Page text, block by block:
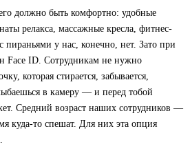
должно быть комфортно: удобные
релакса, массажные кресла, фитнес-
пираньями у нас, конечно, нет. Зато при
Face ID. Сотрудникам не нужно
которая стирается, забывается,
в камеру — и перед тобой
Средний возраст наших сотрудников —
куда-то спешат. Для них эта опция